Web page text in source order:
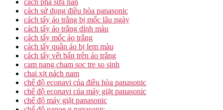
cách sử dụng điều hòa panasonic
cách tẩy áo trắng bị mốc lâu ngày
cách tẩy áo trắng dính màu
cách tẩy mốc áo trắng
cách tẩy quần áo bị lem màu
cách tẩy vết bẩn trên áo trắng
cam nang cham soc tre so sinh
chai xịt nách nam
chế độ econavi của điều hòa panasonic
chế độ econavi của máy giặt panasonic
chế độ máy giặt panasonic